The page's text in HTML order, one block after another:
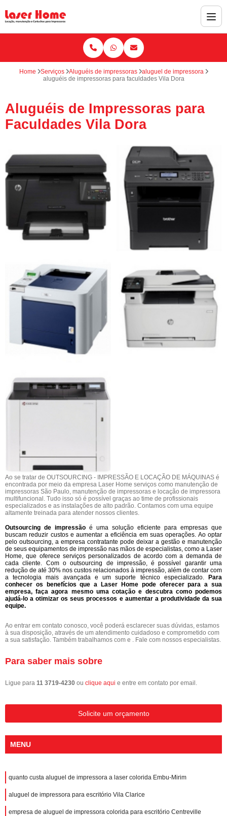
Home Serviços Aluguéis de impressoras
aluguel de impressora
aluguéis de impressoras para faculdades Vila Dora
Aluguéis de Impressoras para
Faculdades Vila Dora
Ao se tratar de OUTSOURCING - IMPRESSÃO E LOCAÇÃO DE MÁQUINAS é
encontrada por meio da empresa Laser Home serviços como manutenção de
impressoras São Paulo, manutenção de impressoras e locação de impressora
multifuncional. Tudo isso só é possível graças ao time de profissionais
especializados e as instalações de alto padrão. Contamos com uma equipe
altamente treinada para atender nossos clientes.
Outsourcing de impressão é uma solução eficiente para empresas que
buscam reduzir custos e aumentar a eficiência em suas operações. Ao optar
pelo outsourcing, a empresa contratante pode deixar a gestão e manutenção
de seus equipamentos de impressão nas mãos de especialistas, como a Laser
Home, que oferece serviços personalizados de acordo com a demanda de
cada cliente. Com o outsourcing de impressão, é possível garantir uma
redução de até 30% nos custos relacionados à impressão, além de contar com
a tecnologia mais avançada e um suporte técnico especializado. Para
conhecer os benefícios que a Laser Home pode oferecer para a sua
empresa, faça agora mesmo uma cotação e descubra como podemos
ajudá-lo a otimizar os seus processos e aumentar a produtividade da sua
equipe.
Ao entrar em contato conosco, você poderá esclarecer suas dúvidas, estamos
à sua disposição, através de um atendimento cuidadoso e comprometido com
a sua satisfação. Também trabalhamos com e . Fale com nossos especialistas.
Para saber mais sobre
Ligue para 11 3719-4230 ou clique aqui e entre em contato por email.
Solicite um orçamento
MENU
quanto custa aluguel de impressora a laser colorida Embu-Mirim
aluguel de impressora para escritório Vila Clarice
empresa de aluguel de impressora colorida para escritório Centreville